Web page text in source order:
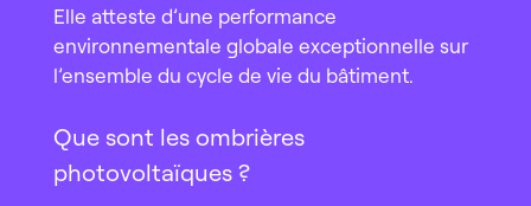
Elle atteste d’une performance
environnementale globale exceptionnelle sur
l’ensemble du cycle de vie du bâtiment.
Que sont les ombrières
photovoltaïques ?